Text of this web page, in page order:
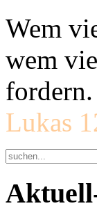
Wem
wem
fordern.
Lukas